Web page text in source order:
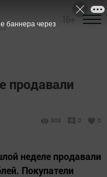
продавали
908 0 0
неделе продавали
Покупатели
баннера через